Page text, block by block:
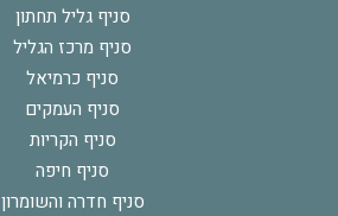
סניף גליל תחתון
סניף מרכז הגליל
סניף כרמיאל
סניף העמקים
סניף הקריות
סניף חיפה
סניף חדרה והשומרון